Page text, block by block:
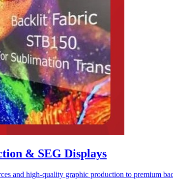
& SEG Displays
and high-quality graphic production to premium